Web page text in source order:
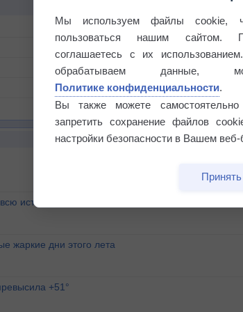
историю
жаркие дни этого лета
+51°
Мы используем файлы cookie,
пользоваться нашим сайтом.
соглашаетесь с их
обрабатываем данные,
Политике конфиденциальности.
Вы также можете
запретить сохранение файлов
настройки безопасности в Вашем веб-
Принять